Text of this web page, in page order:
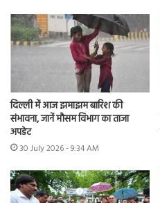
दिल्ली में आज झमाझम बारिश की
संभावना, जानें मौसम विभाग का ताजा
अपडेट
30 July 2026 - 9:34 AM